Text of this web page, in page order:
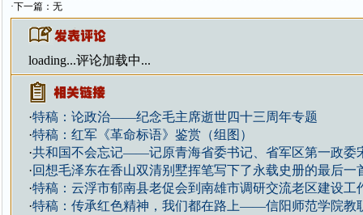
·下一篇：无
loading...评论加载中...
·特稿：论政治——纪念毛主席逝世四十三周年专题
·特稿：红军《革命标语》鉴赏（组图）
·共和国不会忘记——记原青海省委书记、省军区第一政委
·回想毛泽东在香山双清别墅挥笔写下了永载史册的最后一
·特稿：云浮市郁南县老促会到南雄市调研交流老区建设工
·特稿：传承红色精神，我们都在路上——信阳师范学院教